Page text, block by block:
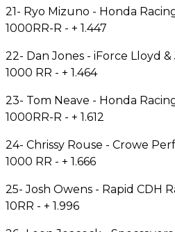
21- Ryo Mizuno - Honda
1000RR-R - + 1.447
22- Dan Jones - iForce Lloyd
1000 RR - + 1.464
23- Tom Neave - Honda
1000RR-R - + 1.612
24- Chrissy Rouse - Crowe
1000 RR - + 1.666
25- Josh Owens - Rapid CDH
10RR - + 1.996